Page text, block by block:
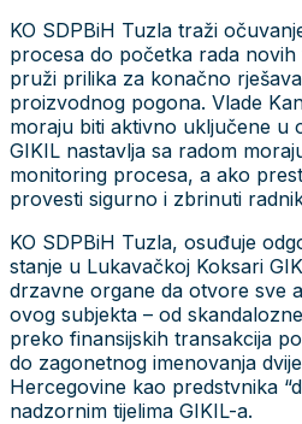
KO SDPBiH Tuzla traži
procesa do početka rada novih
pruži prilika za konačno
proizvodnog pogona. Vlade
moraju biti aktivno uključene u
GIKIL nastavlja sa radom
monitoring procesa, a ako
provesti sigurno i zbrinuti
KO SDPBiH Tuzla, osuđuje
stanje u Lukavačkoj Koksari
drzavne organe da otvore sve
ovog subjekta – od
preko finansijskih transakcija
do zagonetnog imenovanja
Hercegovine kao predstvnika
nadzornim tijelima GIKIL-a.